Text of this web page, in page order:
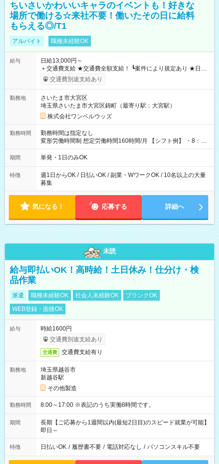
ちいさいかわいいキャラのイベントも！好きな
場所で働ける☆来社不要！働いたその日に給料
もらえる◎/T1
アルバイト 職種未経験OK
給与
日給13,000円～
＋交通費支給 ★交通費全額支給！ ┗案件により規定あり ★日払
いOK！（規定あり） ┗働いたその日に現金GET♪ お仕事後はコ
ンビニATMから 日払い分を引き落とせます！ 【試用期間】試
交通費別途支給あり
勤務地
さいたま市大宮区
埼玉県さいたま市大宮区錦町（最寄り駅：大宮駅）
株式会社ワンベルウッズ
勤務時間
勤務時間は指定なし
変形労働時間制 想定労働時間160時間/月 【シフト例】 ・8：00
～21：00
期間 単発・1日のみOK
特徴
週1日からOK / 日払いOK / 副業・WワークOK / 10名以上の大量
募集
気になる！ 応募する 詳細へ
未読
給与即払いOK！高時給！土日休み！仕分け・検
品作業
派遣 職種未経験OK 社会人未経験OK
ブランクOK
WEB登録・面接OK
給与
時給1600円
交通費別途支給あり
交通費 交通費支給有り
勤務地
埼玉県越谷市
新越谷駅
その他製造
勤務時間 8:00～17:00 ※表記のうち実働8時間です。
期間
長期【ご応募から1週間以内(最短2日目)のスピード就業が可能】
即日～
特徴 日払いOK / 履歴書不要 / 電話対応なし / パソコンスキル不要